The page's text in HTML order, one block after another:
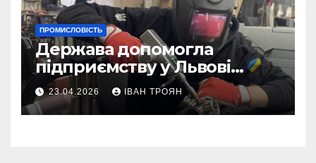
ПРОМИСЛОВІСТЬ
Держава допомогла
підприємству у Львові
відновити виробничі
потужності після атаки
російського БПЛА
23.04.2026 ІВАН ТРОЯН